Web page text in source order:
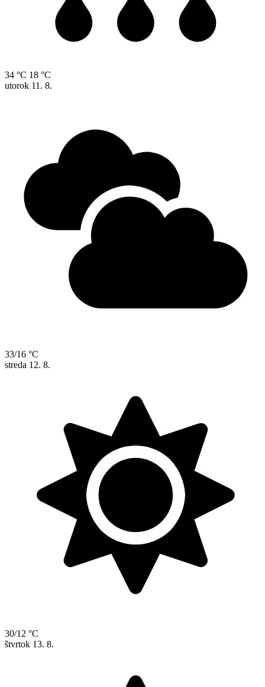
34 °C 18 °C
utorok 11. 8.
33/16 °C
streda 12. 8.
30/12 °C
štvrtok 13. 8.